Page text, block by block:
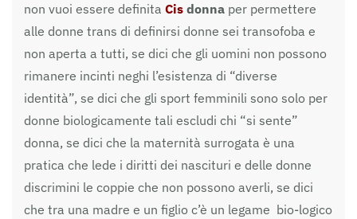
non vuoi essere definita Cis donna per permettere
alle donne trans di definirsi donne sei transofoba e
non aperta a tutti, se dici che gli uomini non possono
rimanere incinti neghi l’esistenza di “diverse
identità”, se dici che gli sport femminili sono solo per
donne biologicamente tali escludi chi “si sente”
donna, se dici che la maternità surrogata è una
pratica che lede i diritti dei nascituri e delle donne
discrimini le coppie che non possono averli, se dici
che tra una madre e un figlio c’è un legame bio-logico